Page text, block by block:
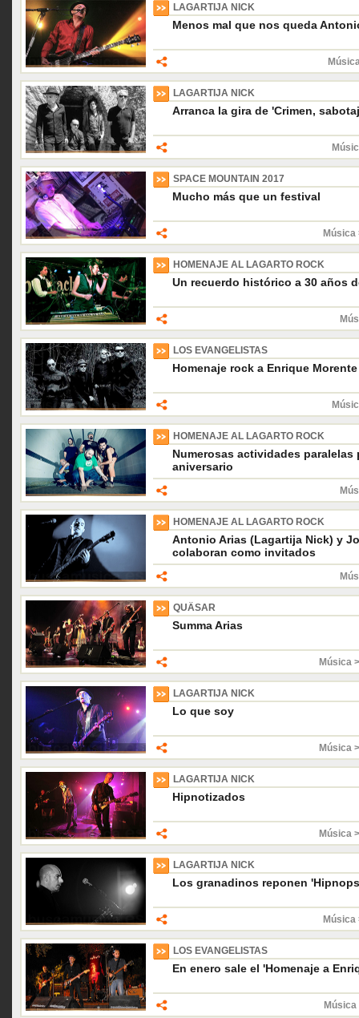
LAGARTIJA NICK
Menos mal que nos queda
LAGARTIJA NICK
Arranca la gira de 'Crimen,
SPACE MOUNTAIN 2017
Mucho más que un festival
Música
HOMENAJE AL LAGARTO ROCK
Un recuerdo histórico a 30 años
LOS EVANGELISTAS
Homenaje rock a Enrique
HOMENAJE AL LAGARTO ROCK
Numerosas actividades paralelas
aniversario
HOMENAJE AL LAGARTO ROCK
Antonio Arias (Lagartija Nick) y
colaboran como invitados
QUÄSAR
Summa Arias
Música
LAGARTIJA NICK
Lo que soy
Música
LAGARTIJA NICK
Hipnotizados
Música
LAGARTIJA NICK
Los granadinos reponen
Música
LOS EVANGELISTAS
En enero sale el 'Homenaje a